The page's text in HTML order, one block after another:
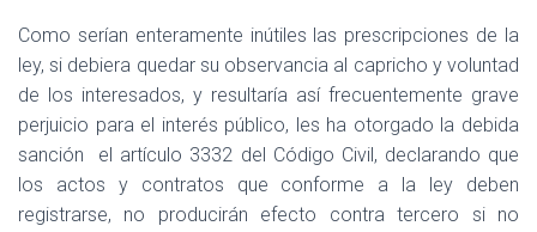
Como serían enteramente inútiles las prescripciones de la
ley, si debiera quedar su observancia al capricho y voluntad
de los interesados, y resultaría así frecuentemente grave
perjuicio para el interés público, les ha otorgado la debida
sanción
el artículo 3332 del Código Civil, declarando que
los actos y contratos que conforme a la ley deben
registrarse, no producirán efecto contra tercero si no